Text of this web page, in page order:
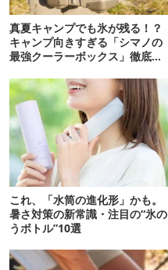
真夏キャンプでも氷が残る！？
キャンプ向きすぎる「シマノの
最強クーラーボックス」徹底解
これ、「水筒の進化形」かも。
暑さ対策の新常識・注目の“氷の
うボトル”10選